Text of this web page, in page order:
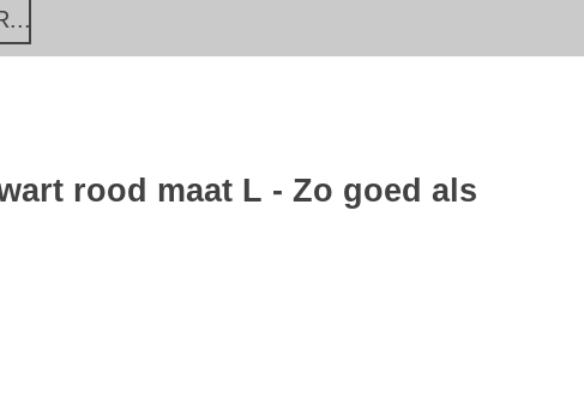
rood maat L - Zo goed als